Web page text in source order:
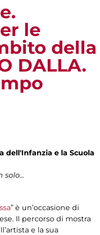
le
della
DALLA.
dell'Infanzia e la Scuola
solo...
” è un’occasione di
Il percorso di mostra
e la sua